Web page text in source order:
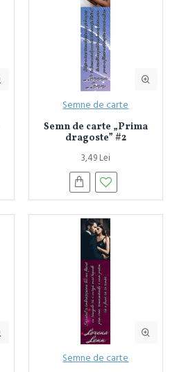
Semne de carte
Semn de carte „Prima
dragoste” #2
3,49 Lei
Semne de carte